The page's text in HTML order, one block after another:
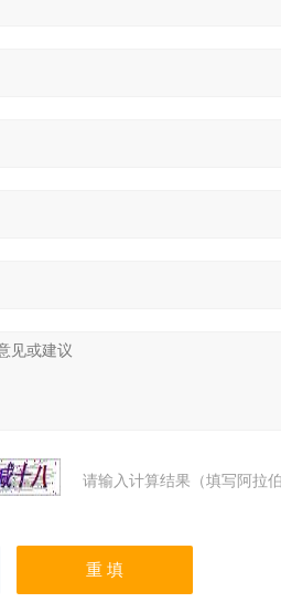
请输入计算结果（填写阿拉